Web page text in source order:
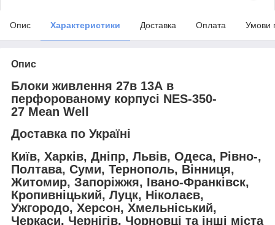
Опис Характеристики Доставка Оплата Умови
Опис
Блоки живлення 27в 13А в
перфорованому корпусі NES-350-
27 Mean Well
Доставка по Україні
Київ, Харків, Дніпр, Львів, Одеса, Рівно-,
Полтава, Суми, Тернополь, Вінниця,
Житомир, Запоріжжя, Івано-Франківск,
Кропивніцький, Луцк, Ніколаєв,
Ужгородо, Херсон, Хмельніський,
Черкаси, Чернігів, Чорновці та інші міста